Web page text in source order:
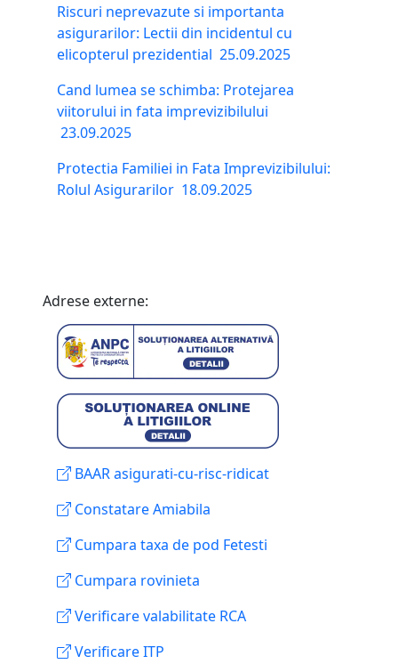
Riscuri neprevazute si importanta
asigurarilor: Lectii din incidentul cu
elicopterul prezidential 25.09.2025
Cand lumea se schimba: Protejarea
viitorului in fata imprevizibilului
23.09.2025
Protectia Familiei in Fata Imprevizibilului:
Rolul Asigurarilor 18.09.2025
Adrese externe:
BAAR asigurati-cu-risc-ridicat
Constatare Amiabila
Cumpara taxa de pod Fetesti
Cumpara rovinieta
Verificare valabilitate RCA
Verificare ITP